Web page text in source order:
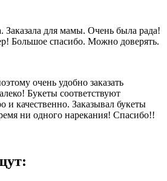
Заказала для мамы. Очень была рада!
Большое спасибо. Можно доверять.
очень удобно заказать
Букеты соответствуют
и качественно. Заказывал букеты
ни одного нарекания! Спасибо!!